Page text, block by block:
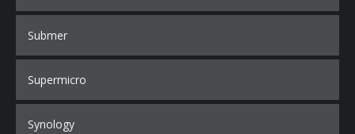
Submer
Supermicro
Synology